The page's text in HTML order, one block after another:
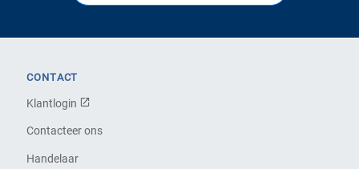
CONTACT
Klantlogin
Contacteer ons
Handelaar